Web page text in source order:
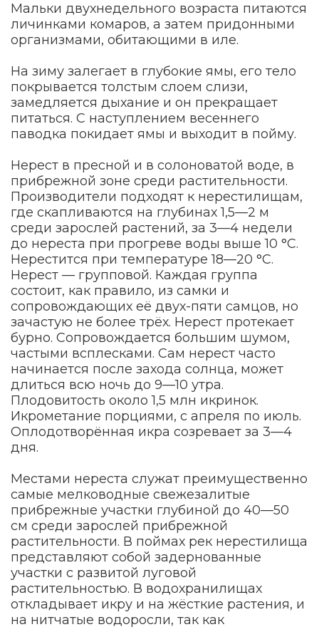
Мальки двухнедельного возраста питаются
личинками комаров, а затем придонными
организмами, обитающими в иле.
На зиму залегает в глубокие ямы, его тело
покрывается толстым слоем слизи,
замедляется дыхание и он прекращает
питаться. С наступлением весеннего
паводка покидает ямы и выходит в пойму.
Нерест в пресной и в солоноватой воде, в
прибрежной зоне среди растительности.
Производители подходят к нерестилищам,
где скапливаются на глубинах 1,5—2 м
среди зарослей растений, за 3—4 недели
до нереста при прогреве воды выше 10 °С.
Нерестится при температуре 18—20 °C.
Нерест — групповой. Каждая группа
состоит, как правило, из самки и
сопровождающих её двух-пяти самцов, но
зачастую не более трёх. Нерест протекает
бурно. Сопровождается большим шумом,
частыми всплесками. Сам нерест часто
начинается после захода солнца, может
длиться всю ночь до 9—10 утра.
Плодовитость около 1,5 млн икринок.
Икрометание порциями, с апреля по июль.
Оплодотворённая икра созревает за 3—4
дня.
Местами нереста служат преимущественно
самые мелководные свежезалитые
прибрежные участки глубиной до 40—50
см среди зарослей прибрежной
растительности. В поймах рек нерестилища
представляют собой задернованные
участки с развитой луговой
растительностью. В водохранилищах
откладывает икру и на жёсткие растения, и
на нитчатые водоросли, так как